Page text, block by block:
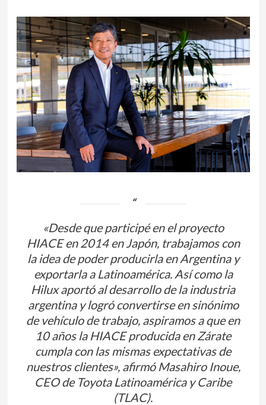
«Desde que participé en el proyecto
HIACE en 2014 en Japón, trabajamos con
la idea de poder producirla en Argentina y
exportarla a Latinoamérica. Así como la
Hilux aportó al desarrollo de la industria
argentina y logró convertirse en sinónimo
de vehículo de trabajo, aspiramos a que en
10 años la HIACE producida en Zárate
cumpla con las mismas expectativas de
nuestros clientes», afirmó Masahiro Inoue,
CEO de Toyota Latinoamérica y Caribe
(TLAC).